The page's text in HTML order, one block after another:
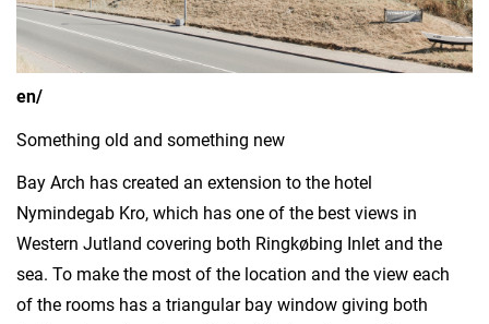
en/
Something old and something new
Bay Arch has created an extension to the hotel
Nymindegab Kro, which has one of the best views in
Western Jutland covering both Ringkøbing Inlet and the
sea. To make the most of the location and the view each
of the rooms has a triangular bay window giving both